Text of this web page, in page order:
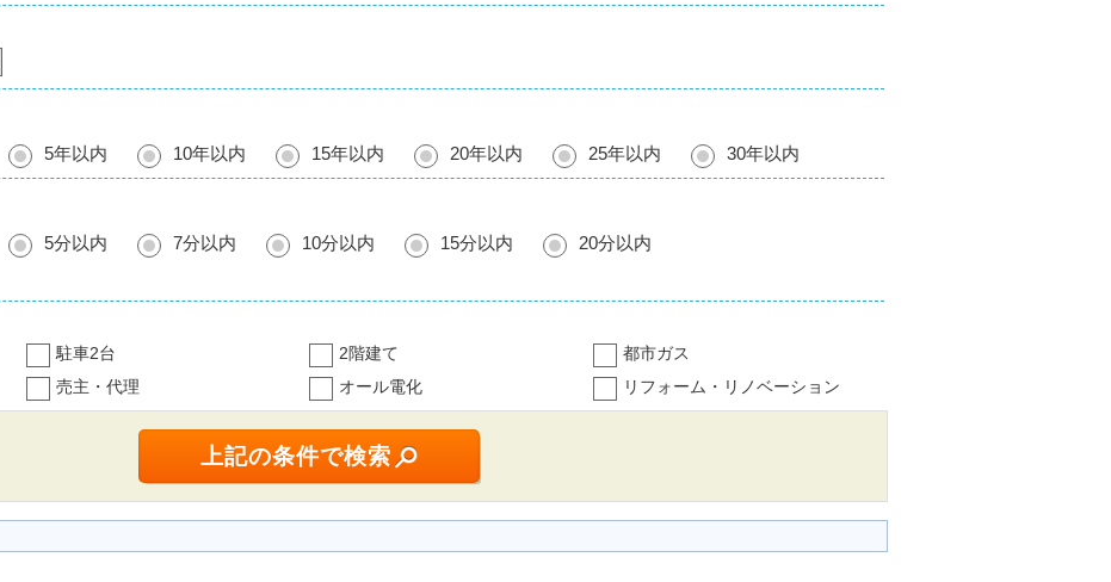
5年以内 10年以内 15年以内 20年以内 25年以内 30年以内
5分以内 7分以内 10分以内 15分以内 20分以内
駐車2台 2階建て
都市ガス
売主・代理 オール電化 リフォーム・リノベーション